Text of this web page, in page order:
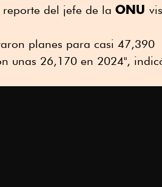
del jefe de la ONU
planes para casi 47,390
unas 26,170 en 2024",